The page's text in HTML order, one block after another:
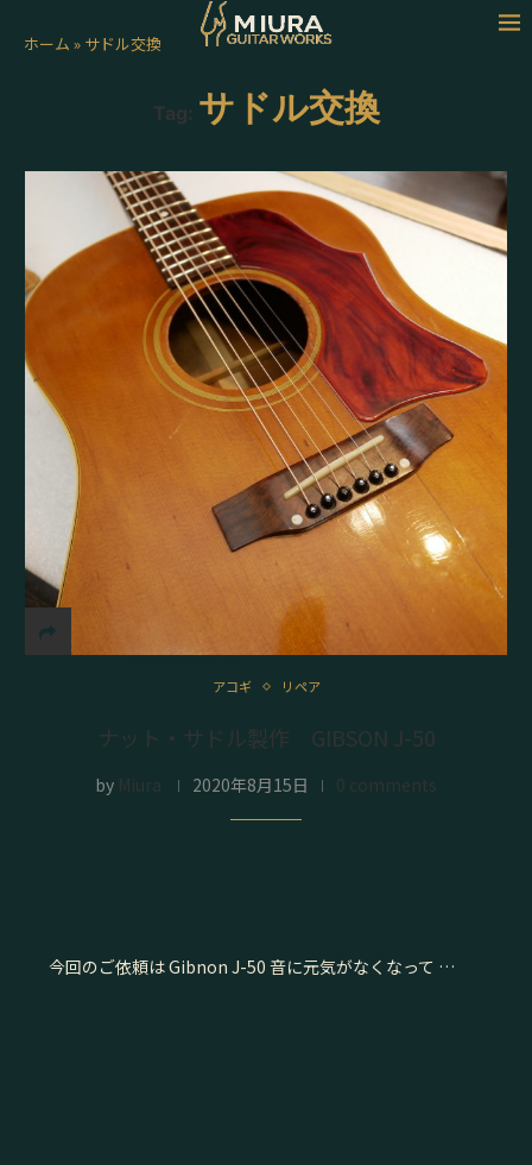
ホーム » サドル交換
Tag: サドル交換
アコギ リペア
ナット・サドル製作 GIBSON J-50
by Miura 2020年8月15日 0 comments
今回のご依頼は Gibnon J-50 音に元気がなくなって …